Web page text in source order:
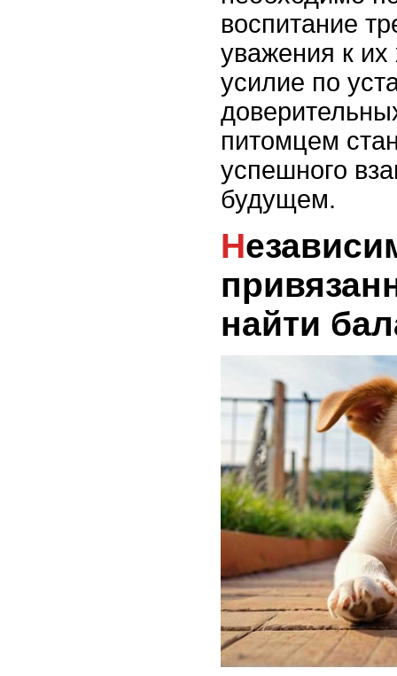
воспитание
уважения к их
усилие по
питомцем
успешного
будущем.
Независимость vs.
найти